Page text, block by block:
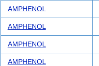
AMPHENOL
AMPHENOL
AMPHENOL
AMPHENOL